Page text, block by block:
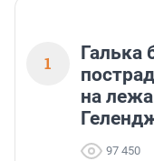
1
Галька
на
97 450